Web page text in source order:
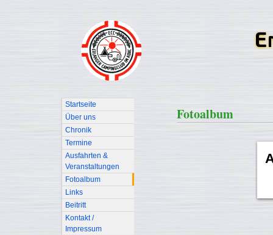
Fotoalbum
Startseite
Über uns
Chronik
Termine
Ausfahrten &
Veranstaltungen
Fotoalbum
Links
Beitritt
Kontakt /
Impressum